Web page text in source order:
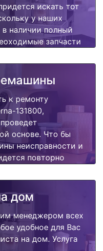
искать тот
у наших
в наличии полный
запчасти
к ремонту
131800,
основе. Что бы
неисправности и
повторно
дом
менеджером всех
удобное для Вас
на дом. Услуга